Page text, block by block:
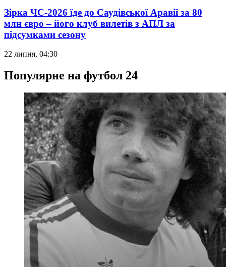
Зірка ЧС-2026 їде до Саудівської Аравії за 80
млн євро – його клуб вилетів з АПЛ за
підсумками сезону
22 липня, 04:30
Популярне на футбол 24